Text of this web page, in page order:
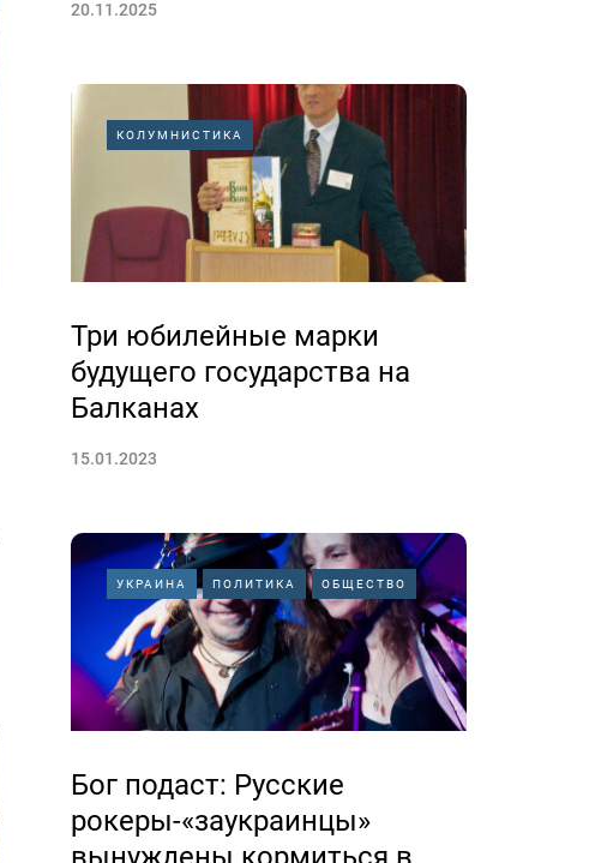
20.11.2025
КОЛУМНИСТИКА
Три юбилейные марки
будущего государства на
Балканах
15.01.2023
УКРАИНА ПОЛИТИКА ОБЩЕСТВО
Бог подаст: Русские
рокеры-«заукраинцы»